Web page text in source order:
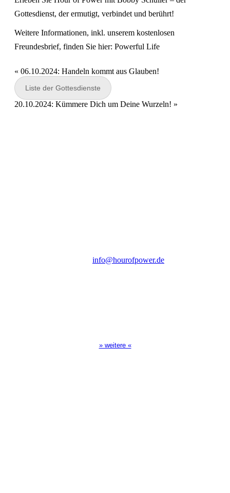
Gottesdienst, der ermutigt, verbindet und berührt!
Weitere Informationen, inkl. unserem kostenlosen
Freundesbrief, finden Sie hier: Powerful Life
« 06.10.2024: Handeln kommt aus Glauben!
Liste der Gottesdienste
20.10.2024: Kümmere Dich um Deine Wurzeln! »
info@hourofpower.de
» weitere «